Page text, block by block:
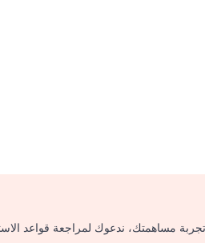
تجربة مساهمتك، ندعوك لمراجعة قواعد